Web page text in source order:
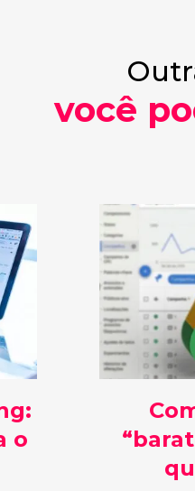
você
o